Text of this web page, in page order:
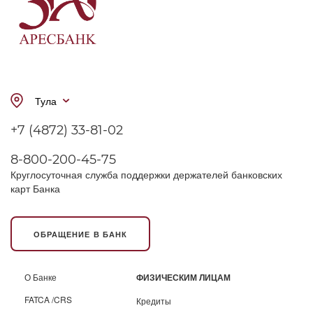
Тула
+7 (4872) 33-81-02
8-800-200-45-75
Круглосуточная служба поддержки держателей банковских
карт Банка
ОБРАЩЕНИЕ В БАНК
О Банке
FATCA /CRS
ФИЗИЧЕСКИМ ЛИЦАМ
Кредиты